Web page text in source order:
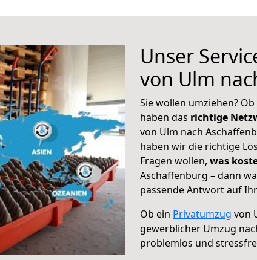
Unser
von Ulm
Sie wollen umziehen?
haben das richtige
von Ulm nach
haben wir die richtige
Fragen wollen, was
Aschaffenburg – dann
passende Antwort auf
Ob ein Privatumzug von
gewerblicher Umzug
problemlos und